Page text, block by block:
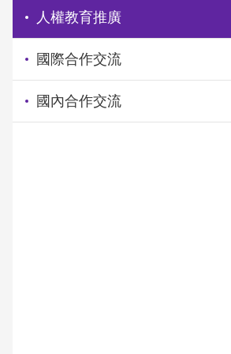
人權教育推廣
國際合作交流
國內合作交流